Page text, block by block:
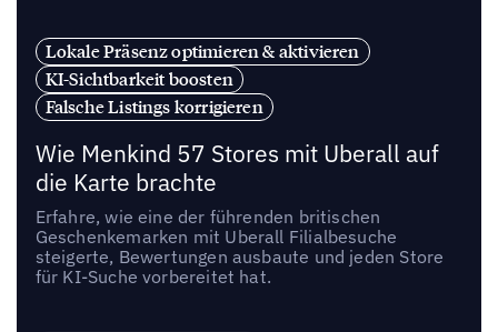
Lokale Präsenz optimieren & aktivieren
KI-Sichtbarkeit boosten
Falsche Listings korrigieren
Wie Menkind 57 Stores mit Uberall auf
die Karte brachte
Erfahre, wie eine der führenden britischen
Geschenkemarken mit Uberall Filialbesuche
steigerte, Bewertungen ausbaute und jeden Store
für KI-Suche vorbereitet hat.